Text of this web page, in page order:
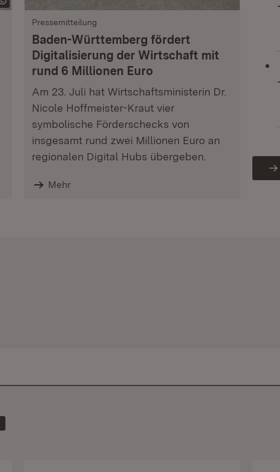
Pressemitteilung
Baden-Württemberg fördert
Digitalisierung der Wirtschaft mit
rund 6 Millionen Euro
Am 23. Juli hat Wirtschaftsministerin Dr.
Nicole Hoffmeister-Kraut vier
symbolische Förderschecks von
insgesamt rund zwei Millionen Euro an
regionalen Digital Hubs übergeben.
Mehr